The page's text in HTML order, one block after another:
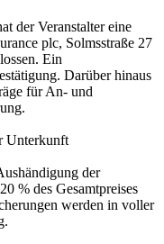
der Veranstalter eine
plc, Solmsstraße 27
Ein
Darüber hinaus
für An- und
Unterkunft
der
% des Gesamtpreises
werden in voller